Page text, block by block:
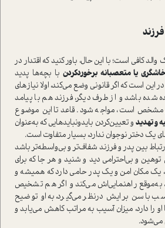
کافی ا‌ست؛ با این حال، باور کنید که اقتدار در
یا متعصبانه برخورد‌کردن با بچه‌ها پدید
این ا‌ست که اگر قانونی وضع می‌کند، اولا نیاز‌های
شده باشد و از طرف دیگر، فرزند هم با پیامد
مشخص ا‌ست، مواجه ‌شود. قاعدتا این موضوع
و تهدید و تعیین‌کردن باید‌و‌نبایدهایی که به‌عنوان
یک دختر نوجوان ندارد، بسیار متفاوت ا‌ست.
بین پدر و فرزند شفاف‌تر و بی‌واسطه‌تر باشد
توهین و بی‌احترامی دید و شنید و هر جا که برای
یک مکان امن و یک پدر حامی دارد که همیشه و
به‌موقع راهنمایی‌اش می‌کند و اگر هم تشخیص
با سن برایش در‌نظر می‌گیرد، به او توضیح
را دارد، میزان آسیب به مراتب کاهش می‌یابد و
می‌شود.